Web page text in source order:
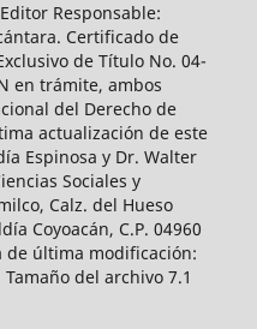
Responsable:
Certificado de
de Título No. 04-
en trámite, ambos
del Derecho de
actualización de este
Espinosa y Dr. Walter
Sociales y
Calz. del Hueso
Coyoacán, C.P. 04960
de última modificación:
del archivo 7.1